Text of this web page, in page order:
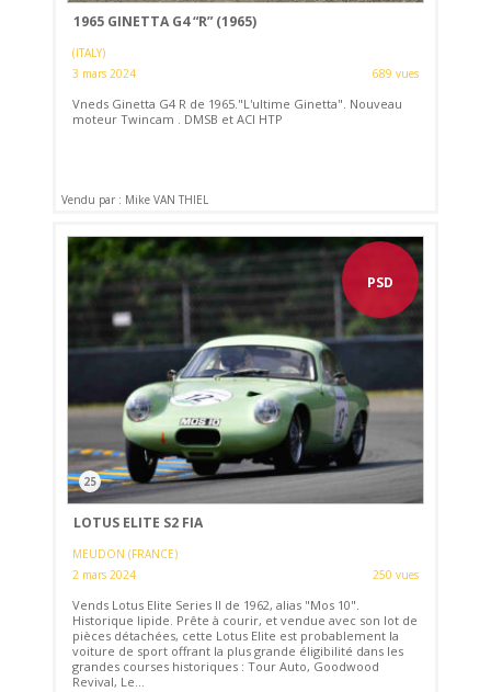
1965 GINETTA G4 “R” (1965)
(ITALY)
3 mars 2024
689 vues
Vneds Ginetta G4 R de 1965."L'ultime Ginetta". Nouveau
moteur Twincam . DMSB et ACI HTP
Vendu par : Mike VAN THIEL
PSD
25
LOTUS ELITE S2 FIA
MEUDON (FRANCE)
2 mars 2024
250 vues
Vends Lotus Elite Series II de 1962, alias "Mos 10".
Historique lipide. Prête à courir, et vendue avec son lot de
pièces détachées, cette Lotus Elite est probablement la
voiture de sport offrant la plus grande éligibilité dans les
grandes courses historiques : Tour Auto, Goodwood
Revival, Le...